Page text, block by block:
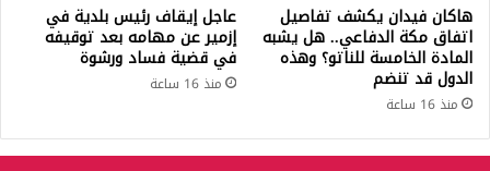
هاكان فيدان يكشف تفاصيل
اتفاق مكة الدفاعي.. هل يشبه
المادة الخامسة للناتو؟ وهذه
الدول قد تنضم
منذ 16 ساعة
عاجل إيقاف رئيس بلدية في
إزمير عن مهامه بعد توقيفه
في قضية فساد ورشوة
منذ 16 ساعة